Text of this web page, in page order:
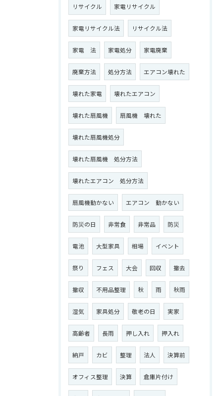
リサイクル 家電リサイクル
家電リサイクル法 リサイクル法
家電 法 家電処分 家電廃棄
廃棄方法 処分方法 エアコン壊れた
壊れた家電 壊れたエアコン
壊れた扇風機 扇風機 壊れた
壊れた扇風機処分
壊れた扇風機 処分方法
壊れたエアコン 処分方法
扇風機動かない エアコン 動かない
防災の日 非常食 非常品 防災
電池 大型家具 相場 イベント
祭り フェス 大会 回収 撤去
撤収 不用品整理 秋 雨 秋雨
湿気 家具処分 敬老の日 実家
高齢者 長雨 押し入れ 押入れ
納戸 カビ 整理 法人 決算前
オフィス整理 決算 倉庫片付け